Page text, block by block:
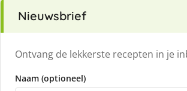
Nieuwsbrief
Ontvang de lekkerste recepten in je
Naam (optioneel)